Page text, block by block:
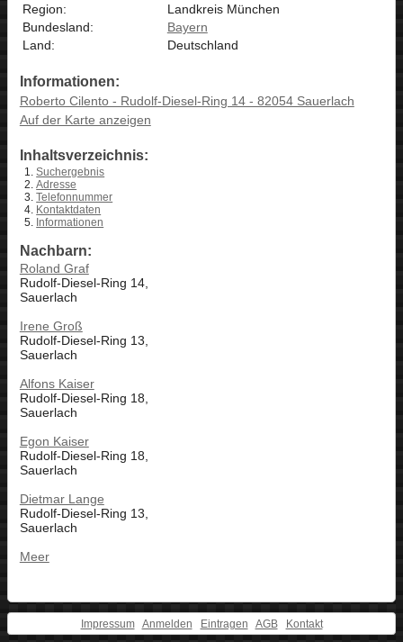
Region:
Landkreis München
Bundesland:
Bayern
Land:
Deutschland
Informationen:
Roberto Cilento - Rudolf-Diesel-Ring 14 - 82054 Sauerlach
Auf der Karte anzeigen
Inhaltsverzeichnis:
Suchergebnis
Adresse
Telefonnummer
Kontaktdaten
Informationen
Nachbarn:
Roland Graf
Rudolf-Diesel-Ring 14,
Sauerlach
Irene Groß
Rudolf-Diesel-Ring 13,
Sauerlach
Alfons Kaiser
Rudolf-Diesel-Ring 18,
Sauerlach
Egon Kaiser
Rudolf-Diesel-Ring 18,
Sauerlach
Dietmar Lange
Rudolf-Diesel-Ring 13,
Sauerlach
Meer
Impressum Anmelden Eintragen AGB Kontakt